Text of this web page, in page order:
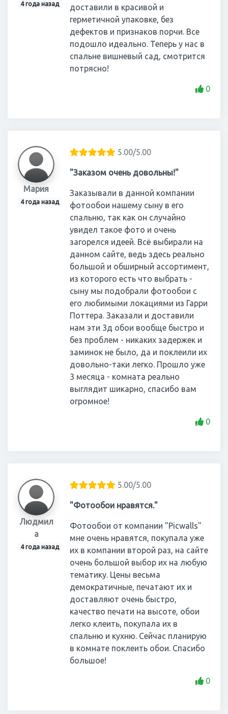
4 года назад
доставили в красивой и
герметичной упаковке, без
дефектов и признаков порчи. Все
подошло идеально. Теперь у нас в
спальне вишневый сад, смотрится
потрясно!
0
Мария
4 года назад
5.00/5.00
"Заказом очень довольны!"
Заказывали в данной компании
фотообои нашему сыну в его
спальню, так как он случайно
увидел такое фото и очень
загорелся идеей. Всё выбирали на
данном сайте, ведь здесь реально
большой и обширный ассортимент,
из которого есть что выбрать -
сыну мы подобрали фотообои с
его любимыми локациями из Гарри
Поттера. Заказали и доставили
нам эти 3д обои вообще быстро и
без проблем - никаких задержек и
заминок не было, да и поклеили их
довольно-таки легко. Прошло уже
3 месяца - комната реально
выглядит шикарно, спасибо вам
огромное!
0
Людмил
а
4 года назад
5.00/5.00
"Фотообои нравятся."
Фотообои от компании "Picwalls"
мне очень нравятся, покупала уже
их в компании второй раз, на сайте
очень большой выбор их на любую
тематику. Цены весьма
демократичные, печатают их и
доставляют очень быстро,
качество печати на высоте, обои
легко клеить, покупала их в
спальню и кухню. Сейчас планирую
в комнате поклеить обои. Спасибо
большое!
0